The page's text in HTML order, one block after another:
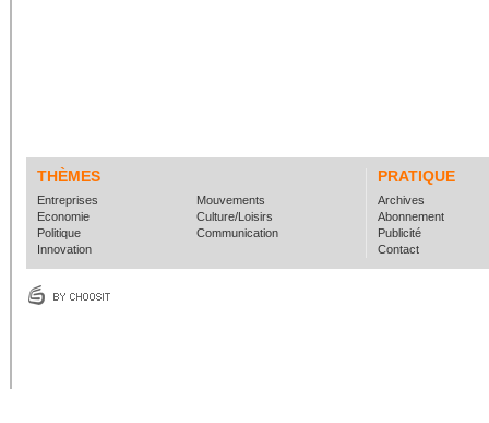
THÈMES PRATIQUE
Entreprises
Economie
Politique
Innovation
Mouvements
Culture/Loisirs
Communication
Archives
Abonnement
Publicité
Contact